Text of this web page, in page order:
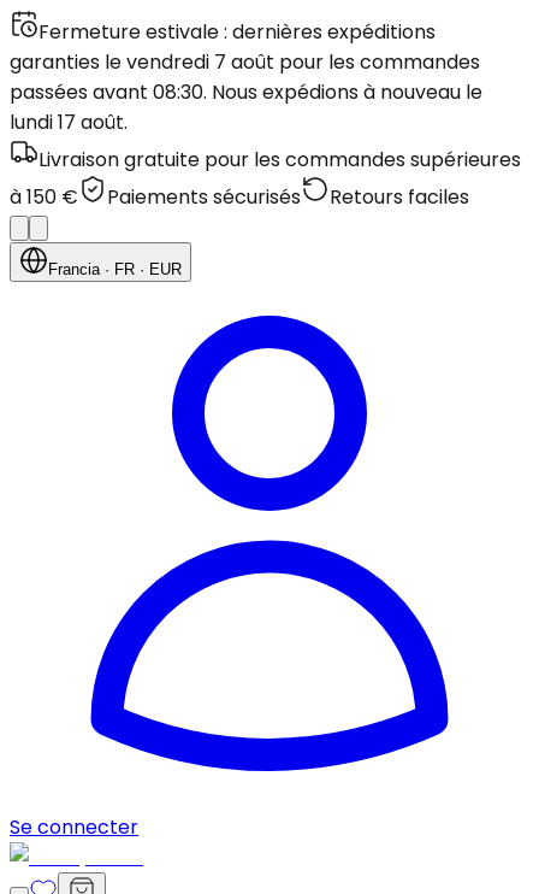
Fermeture estivale : dernières expéditions
garanties le vendredi 7 août pour les commandes
passées avant 08:30. Nous expédions à nouveau le
lundi 17 août.
Livraison gratuite pour les commandes supérieures
à 150 €
Paiements sécurisés Retours faciles
Francia· FR · EUR
Se connecter